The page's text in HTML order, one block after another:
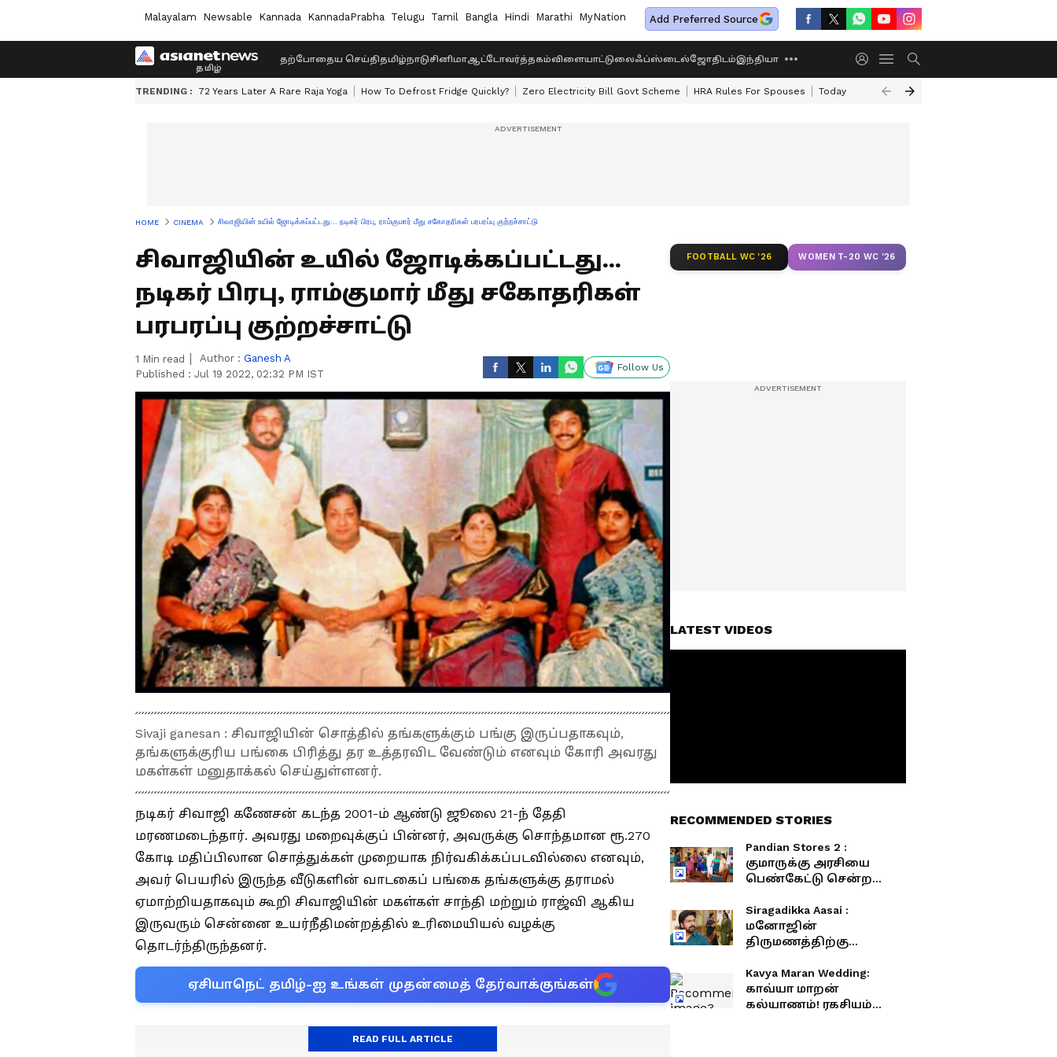
Malayalam Newsable Kannada KannadaPrabha Telugu Tamil Bangla Hindi Marathi MyNation Add Preferred Source
தற்போதைய செய்திதமிழ்நாடுசினிமாஆட்டோவர்த்தகம்விளையாட்டுலைஃப்ஸ்டைல்ஜோதிடம்இந்தியா
TRENDING : 72 Years Later A Rare Raja Yoga How To Defrost Fridge Quickly? Zero Electricity Bill Govt Scheme HRA Rules For Spouses Today Rasi Palan Weekly Rasi Palan
HOME CINEMA சிவாஜியின் உயில் ஜோடிக்கப்பட்டது... நடிகர் பிரபு, ராம்குமார் மீது சகோதரிகள் பரபரப்பு குற்றச்சாட்டு
சிவாஜியின் உயில் ஜோடிக்கப்பட்டது...
நடிகர் பிரபு, ராம்குமார் மீது சகோதரிகள்
பரபரப்பு குற்றச்சாட்டு
1 Min read Author : Ganesh A
Published : Jul 19 2022, 02:32 PM IST
Follow Us
Sivaji ganesan : சிவாஜியின் சொத்தில் தங்களுக்கும் பங்கு இருப்பதாகவும்,
தங்களுக்குரிய பங்கை பிரித்து தர உத்தரவிட வேண்டும் எனவும் கோரி அவரது
மகள்கள் மனுதாக்கல் செய்துள்ளனர்.
நடிகர் சிவாஜி கணேசன் கடந்த 2001-ம் ஆண்டு ஜூலை 21-ந் தேதி
மரணமடைந்தார். அவரது மறைவுக்குப் பின்னர், அவருக்கு சொந்தமான ரூ.270
கோடி மதிப்பிலான சொத்துக்கள் முறையாக நிர்வகிக்கப்படவில்லை எனவும்,
அவர் பெயரில் இருந்த வீடுகளின் வாடகைப் பங்கை தங்களுக்கு தராமல்
ஏமாற்றியதாகவும் கூறி சிவாஜியின் மகள்கள் சாந்தி மற்றும் ராஜ்வி ஆகிய
இருவரும் சென்னை உயர்நீதிமன்றத்தில் உரிமையியல் வழக்கு
தொடர்ந்திருந்தனர்.
ஏசியாநெட் தமிழ்-ஐ உங்கள் முதன்மைத் தேர்வாக்குங்கள்
READ FULL ARTICLE
FOOTBALL WC '26 WOMEN T-20 WC '26
LATEST VIDEOS
RECOMMENDED STORIES
Pandian Stores 2 :
குமாருக்கு அரசியை
பெண்கேட்டு சென்ற
ஃபேமிலி கொடுத்த
ட்விஸ்ட்
Siragadikka Aasai :
மனோஜின்
திருமணத்திற்கு
ரோகிணியை விஜயா
திடீரென சந்தித்தது
ஏன்?
Kavya Maran Wedding:
காவ்யா மாறன்
கல்யாணம்! ரகசியம்